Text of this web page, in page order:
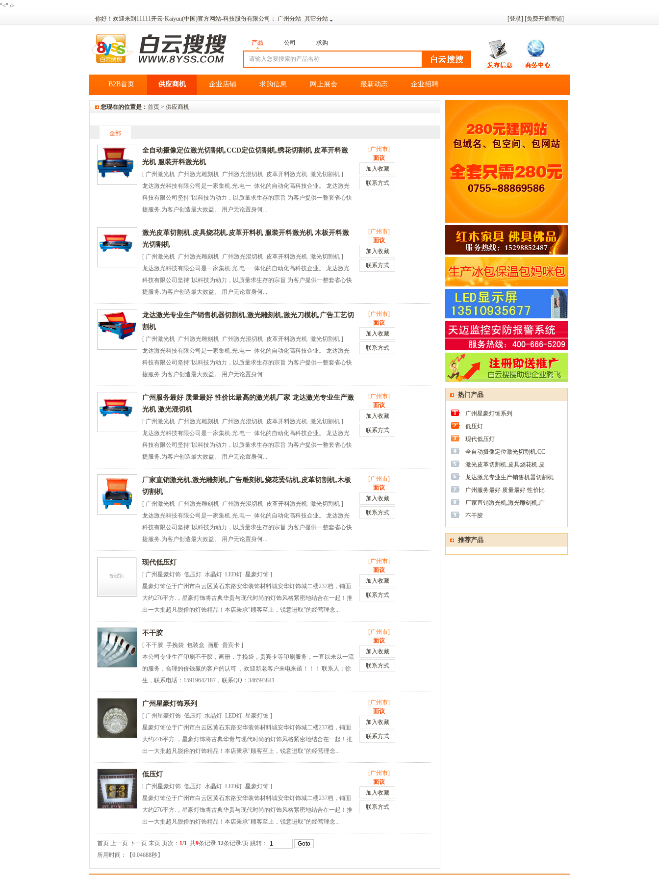
"<" />
你好！欢迎来到11111开云·Kaiyun(中国)官方网站-科技股份有限公司：
广州分站 其它分站 [登录] [免费开通商铺]
产品 公司 求购
B2B首页 供应商机 企业店铺 求购信息 网上展会 最新动态 企业招聘
您现在的位置是： 首页 > 供应商机
全部
全自动摄像定位激光切割机.CCD定位切割机.绣花切割机 皮革开料激
光机 服装开料激光机
[ 广州激光机 广州激光雕刻机 广州激光混切机 皮革开料激光机 激光切割机 ]
龙达激光科技有限公司是一家集机.光.电一 体化的自动化高科技企业。 龙达激光
科技有限公司坚持“以科技为动力，以质量求生存的宗旨 为客户提供一整套省心快
捷服务.为客户创造最大效益。 用户无论置身何...
[广州市]
面议
加入收藏
联系方式
激光皮革切割机.皮具烧花机.皮革开料机 服装开料激光机 木板开料激
光切割机
[ 广州激光机 广州激光雕刻机 广州激光混切机 皮革开料激光机 激光切割机 ]
龙达激光科技有限公司是一家集机.光.电一 体化的自动化高科技企业。 龙达激光
科技有限公司坚持“以科技为动力，以质量求生存的宗旨 为客户提供一整套省心快
捷服务.为客户创造最大效益。 用户无论置身何...
[广州市]
面议
加入收藏
联系方式
龙达激光专业生产销售机器切割机,激光雕刻机,激光刀模机,广告工艺切
割机
[ 广州激光机 广州激光雕刻机 广州激光混切机 皮革开料激光机 激光切割机 ]
龙达激光科技有限公司是一家集机.光.电一 体化的自动化高科技企业。 龙达激光
科技有限公司坚持“以科技为动力，以质量求生存的宗旨 为客户提供一整套省心快
捷服务.为客户创造最大效益。 用户无论置身何...
[广州市]
面议
加入收藏
联系方式
广州服务最好 质量最好 性价比最高的激光机厂家 龙达激光专业生产激
光机 激光混切机
[ 广州激光机 广州激光雕刻机 广州激光混切机 皮革开料激光机 激光切割机 ]
龙达激光科技有限公司是一家集机.光.电一 体化的自动化高科技企业。 龙达激光
科技有限公司坚持“以科技为动力，以质量求生存的宗旨 为客户提供一整套省心快
捷服务.为客户创造最大效益。 用户无论置身何...
[广州市]
面议
加入收藏
联系方式
厂家直销激光机,激光雕刻机,广告雕刻机,烧花烫钻机,皮革切割机,木板
切割机
[ 广州激光机 广州激光雕刻机 广州激光混切机 皮革开料激光机 激光切割机 ]
龙达激光科技有限公司是一家集机.光.电一 体化的自动化高科技企业。 龙达激光
科技有限公司坚持“以科技为动力，以质量求生存的宗旨 为客户提供一整套省心快
捷服务.为客户创造最大效益。 用户无论置身何...
[广州市]
面议
加入收藏
联系方式
现代低压灯
[ 广州星豪灯饰 低压灯 水晶灯 LED灯 星豪灯饰 ]
星豪灯饰位于广州市白云区黄石东路安华装饰材料城安华灯饰城二楼237档，铺面
大约276平方.，星豪灯饰将古典华贵与现代时尚的灯饰风格紧密地结合在一起！推
出一大批超凡脱俗的灯饰精品！本店秉承"顾客至上，锐意进取"的经营理念...
[广州市]
面议
加入收藏
联系方式
不干胶
[ 不干胶 手挽袋 包装盒 画册 贵宾卡 ]
本公司专业生产印刷不干胶，画册，手挽袋，贵宾卡等印刷服务，一直以来以一流
的服务，合理的价钱赢的客户的认可 ，欢迎新老客户来电来函！！！ 联系人：徐
生，联系电话：15919642187，联系QQ：346593841
[广州市]
面议
加入收藏
联系方式
广州星豪灯饰系列
[ 广州星豪灯饰 低压灯 水晶灯 LED灯 星豪灯饰 ]
星豪灯饰位于广州市白云区黄石东路安华装饰材料城安华灯饰城二楼237档，铺面
大约276平方.，星豪灯饰将古典华贵与现代时尚的灯饰风格紧密地结合在一起！推
出一大批超凡脱俗的灯饰精品！本店秉承"顾客至上，锐意进取"的经营理念...
[广州市]
面议
加入收藏
联系方式
低压灯
[ 广州星豪灯饰 低压灯 水晶灯 LED灯 星豪灯饰 ]
星豪灯饰位于广州市白云区黄石东路安华装饰材料城安华灯饰城二楼237档，铺面
大约276平方.，星豪灯饰将古典华贵与现代时尚的灯饰风格紧密地结合在一起！推
出一大批超凡脱俗的灯饰精品！本店秉承"顾客至上，锐意进取"的经营理念...
[广州市]
面议
加入收藏
联系方式
首页 上一页 下一页 末页 页次： 1/1 共9条记录 12条记录/页 跳转：
所用时间：【0.04688秒】
热门产品
广州星豪灯饰系列
低压灯
现代低压灯
全自动摄像定位激光切割机.CC
激光皮革切割机.皮具烧花机.皮
龙达激光专业生产销售机器切割机
广州服务最好 质量最好 性价比
厂家直销激光机,激光雕刻机,广
不干胶
推荐产品